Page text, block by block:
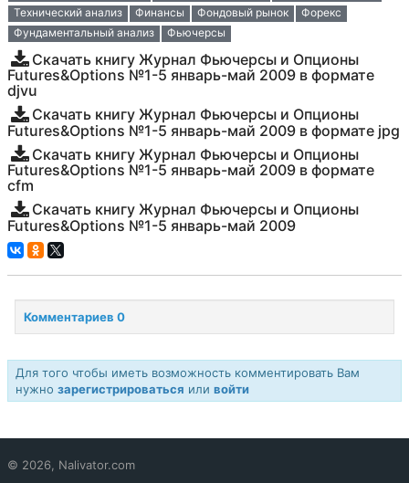
Технический анализ
Финансы Фондовый рынок
Форекс
Фундаментальный анализ
Фьючерсы
Скачать книгу Журнал Фьючерсы и Опционы
Futures&Options №1-5 январь-май 2009 в формате
djvu
Скачать книгу Журнал Фьючерсы и Опционы
Futures&Options №1-5 январь-май 2009 в формате jpg
Скачать книгу Журнал Фьючерсы и Опционы
Futures&Options №1-5 январь-май 2009 в формате
cfm
Скачать книгу Журнал Фьючерсы и Опционы
Futures&Options №1-5 январь-май 2009
Комментариев 0
Для того чтобы иметь возможность комментировать Вам
нужно зарегистрироваться или войти
© 2026, Nalivator.com